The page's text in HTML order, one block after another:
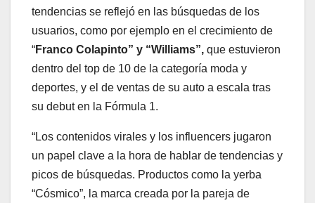
tendencias se reflejó en las búsquedas de los
usuarios, como por ejemplo en el crecimiento de
“Franco Colapinto” y “Williams”, que estuvieron
dentro del top de 10 de la categoría moda y
deportes, y el de ventas de su auto a escala tras
su debut en la Fórmula 1.
“Los contenidos virales y los influencers jugaron
un papel clave a la hora de hablar de tendencias y
picos de búsquedas. Productos como la yerba
“Cósmico”, la marca creada por la pareja de